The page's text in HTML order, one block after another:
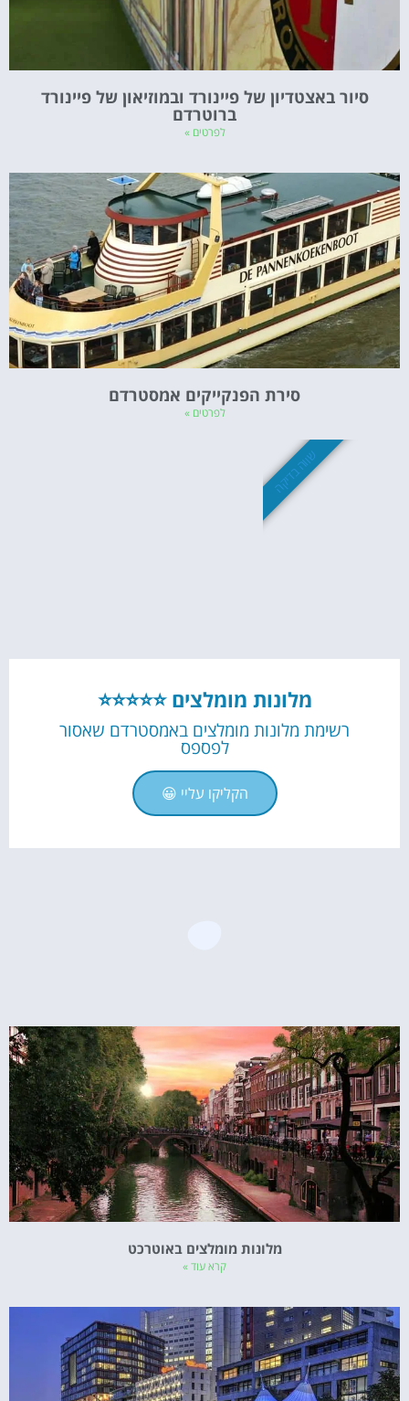
סיור באצטדיון של פיינורד ובמוזיאון של פיינורד
ברוטרדם
לפרטים »
סירת הפנקייקים אמסטרדם
לפרטים »
מלונות מומלצים ⭐⭐⭐⭐⭐
רשימת מלונות מומלצים באמסטרדם שאסור
לפספס
הקליקו עליי 😀
שווה בדיקה
מלונות מומלצים באוטרכט
קרא עוד »